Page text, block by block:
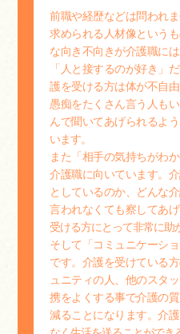
前職や経歴などは問われ
求められる人材像という
な向き不向きが介護職に
「人と接するのが好き」
護を受ける方は体が不自
愚痴をたくさん言う人も
んで聞いてあげられるよ
います。
また「相手の気持ちがわ
介護職に向いています。
としているのか、どんな
言われなくても察してあ
受ける方にとって非常に助
そして「コミュニケーシ
です。介護を受けている
ュニティの人、他のスタ
携をよくする事で介護の
減ることになります。介